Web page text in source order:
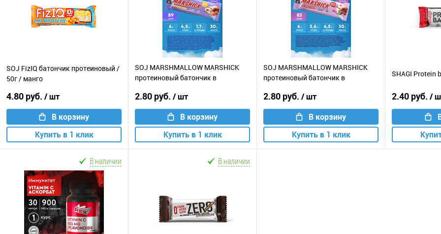
SOJ FizIQ батончик протеиновый /
50г / манго
4.80 руб. / шт
В корзину
Купить в 1 клик
SOJ MARSHMALLOW MARSHICK
протеиновый батончик в
карамель
2.80 руб. / шт
В корзину
Купить в 1 клик
SOJ MARSHMALLOW MARSHICK
протеиновый батончик в
2.80 руб. / шт
В корзину
Купить в 1 клик
SHAGI Protein
2.40 руб. /
В наличии В наличии